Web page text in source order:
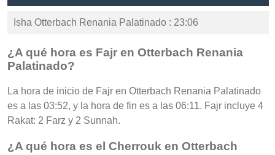
Isha Otterbach Renania Palatinado : 23:06
¿A qué hora es Fajr en Otterbach Renania
Palatinado?
La hora de inicio de Fajr en Otterbach Renania Palatinado
es a las 03:52, y la hora de fin es a las 06:11. Fajr incluye 4
Rakat: 2 Farz y 2 Sunnah.
¿A qué hora es el Cherrouk en Otterbach